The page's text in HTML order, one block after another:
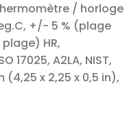
/ horloge
+/- 5 % (plage
HR,
A2LA, NIST,
(4,25 x 2,25 x 0,5 in),